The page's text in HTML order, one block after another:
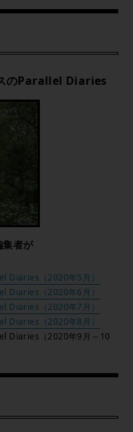
のParallel Diaries
者が
Diaries（2020年5月）
Diaries（2020年6月）
Diaries（2020年7月）
Diaries（2020年8月）
Diaries（2020年9月～10